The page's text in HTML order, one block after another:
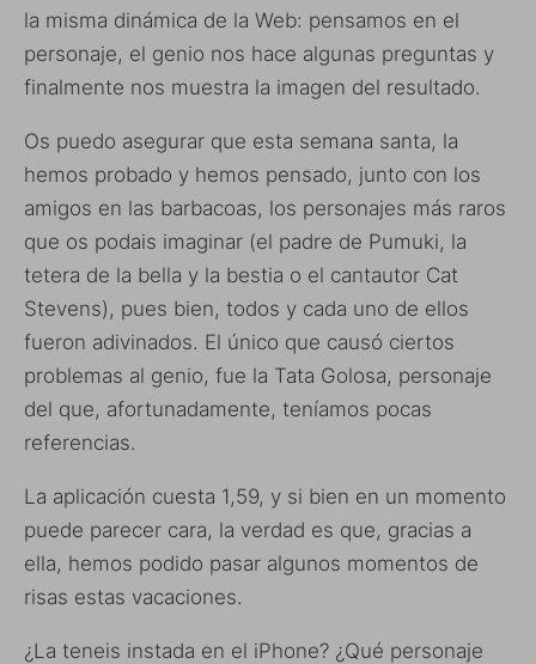
la misma dinámica de la Web: pensamos en el
personaje, el genio nos hace algunas preguntas y
finalmente nos muestra la imagen del resultado.
Os puedo asegurar que esta semana santa, la
hemos probado y hemos pensado, junto con los
amigos en las barbacoas, los personajes más raros
que os podais imaginar (el padre de Pumuki, la
tetera de la bella y la bestia o el cantautor Cat
Stevens), pues bien, todos y cada uno de ellos
fueron adivinados. El único que causó ciertos
problemas al genio, fue la Tata Golosa, personaje
del que, afortunadamente, teníamos pocas
referencias.
La aplicación cuesta 1,59, y si bien en un momento
puede parecer cara, la verdad es que, gracias a
ella, hemos podido pasar algunos momentos de
risas estas vacaciones.
¿La teneis instada en el iPhone? ¿Qué personaje